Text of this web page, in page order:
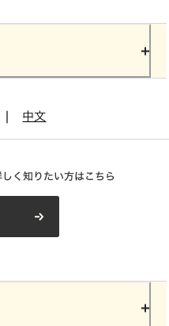
中文
く知りたい方はこちら